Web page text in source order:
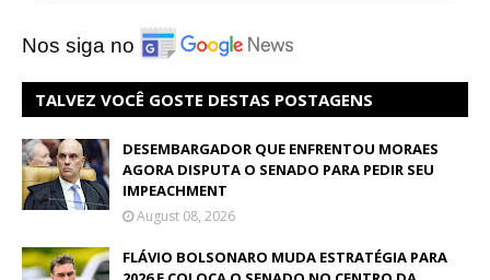
Nos siga no
TALVEZ VOCÊ GOSTE DESTAS POSTAGENS
DESEMBARGADOR QUE ENFRENTOU MORAES
AGORA DISPUTA O SENADO PARA PEDIR SEU
IMPEACHMENT
August 08, 2026
FLÁVIO BOLSONARO MUDA ESTRATÉGIA PARA